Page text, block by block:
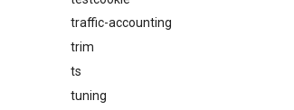
traffic-accounting
trim
ts
tuning